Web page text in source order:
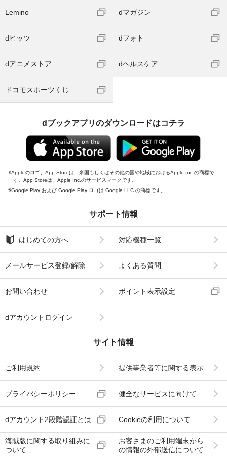
Lemino dマガジン
dヒッツ dフォト
dアニメストア dヘルスケア
ドコモスポーツくじ
dブックアプリのダウンロードはコチラ
Appleのロゴ、App Storeは、米国もしくはその他の国や地域におけるApple Inc.の商標で
す。App Storeは、Apple Inc.のサービスマークです。
Google Play および Google Play ロゴは Google LLC の商標です。
サポート情報
はじめての方へ 対応機種一覧
メールサービス登録/解除 よくある質問
お問い合わせ ポイント表示設定
dアカウントログイン
サイト情報
ご利用規約 提供事業者等に関する表示
プライバシーポリシー 健全なサービスに向けて
dアカウント2段階認証とは Cookieの利用について
海賊版に関する取り組みに
ついて
お客さまのご利用端末から
の情報の外部送信について